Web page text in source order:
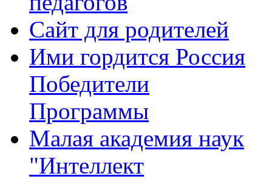
Сайт для родителей
Ими гордится Россия
Победители
Программы
Малая академия наук
"Интеллект